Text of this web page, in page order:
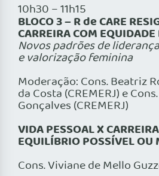
10h30 – 11h15
BLOCO 3 – R de CARE
CARREIRA COM
Novos padrões de
e valorização feminina
Moderação: Cons. Beatriz
da Costa (CREMERJ) e
Gonçalves (CREMERJ)
VIDA PESSOAL X
EQUILÍBRIO POSSÍVEL OU
Cons. Viviane de Mello